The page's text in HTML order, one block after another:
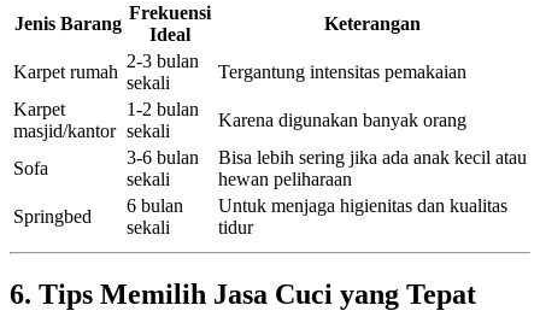
Jenis Barang
Frekuensi
Ideal
Keterangan
Karpet rumah
2-3 bulan
sekali
Tergantung intensitas pemakaian
Karpet
masjid/kantor
1-2 bulan
sekali
Karena digunakan banyak orang
Sofa
3-6 bulan
sekali
Bisa lebih sering jika ada anak kecil atau
hewan peliharaan
Springbed
6 bulan
sekali
Untuk menjaga higienitas dan kualitas
tidur
6. Tips Memilih Jasa Cuci yang Tepat